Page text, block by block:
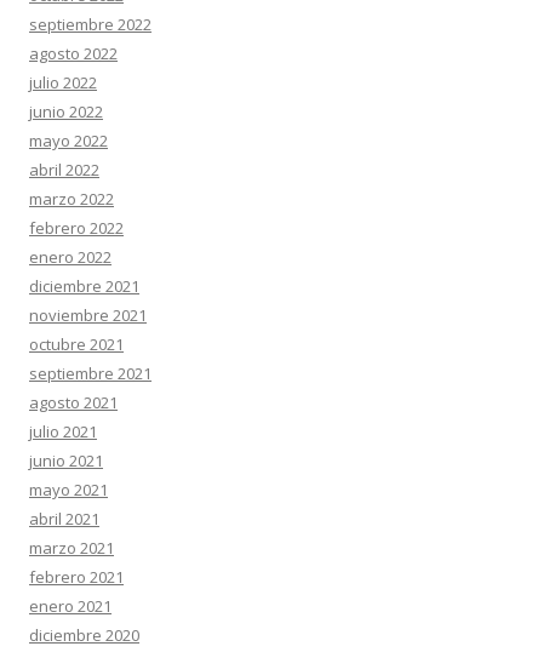
septiembre 2022
agosto 2022
julio 2022
junio 2022
mayo 2022
abril 2022
marzo 2022
febrero 2022
enero 2022
diciembre 2021
noviembre 2021
octubre 2021
septiembre 2021
agosto 2021
julio 2021
junio 2021
mayo 2021
abril 2021
marzo 2021
febrero 2021
enero 2021
diciembre 2020